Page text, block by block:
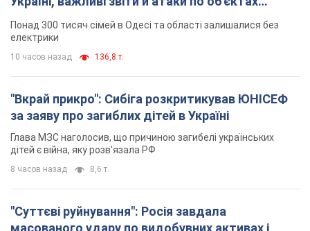
"Суттєві руйнування": Росія завдала
масованого удару по видобувних активах і
буровому майданчику "Укрнафти"
БПЛА
9 часов назад 7,2 т.